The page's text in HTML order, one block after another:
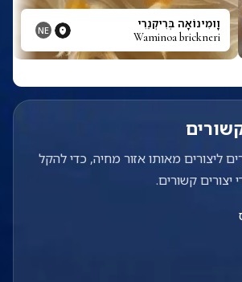
וָומִינוֹאָה בְּרִיקְנֵרִי
Waminoa brickneri
NE
ליצורים מאותו אזור מחיה, כדי להקל
יצורים קשורים.